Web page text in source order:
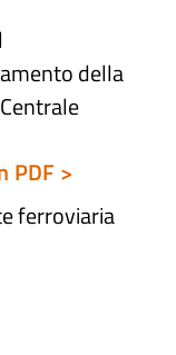
della
PDF >
ferroviaria